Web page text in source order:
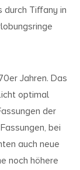
durch Tiffany in
Jahren. Das
optimal
der
bei
auch neue
noch höhere